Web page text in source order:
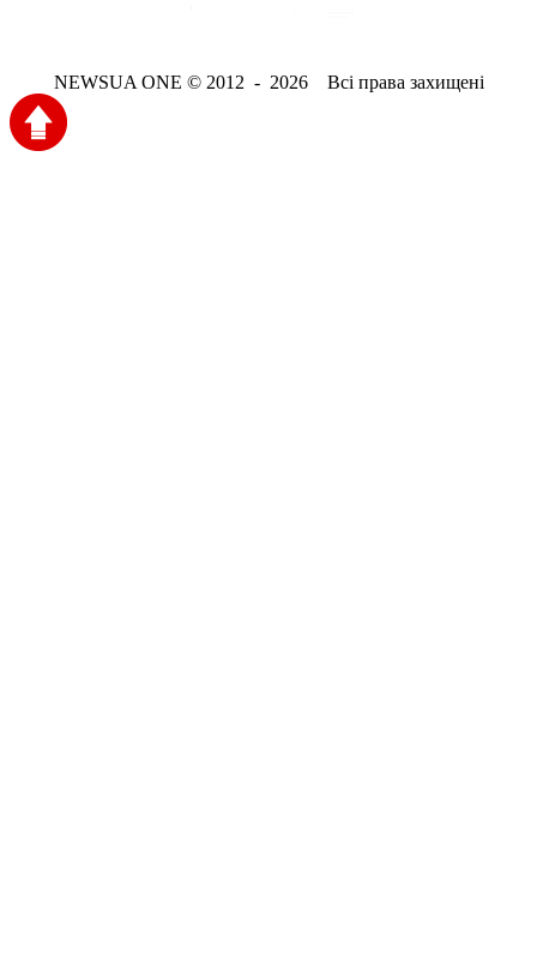
NEWSUA ONE © 2012 - 2026 Всі права захищені